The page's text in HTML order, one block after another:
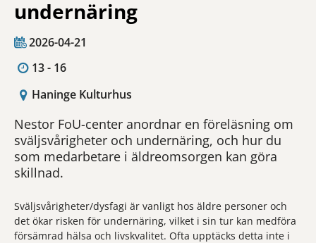
undernäring
2026-04-21
13 - 16
Haninge Kulturhus
Nestor FoU-center anordnar en föreläsning om
sväljsvårigheter och undernäring, och hur du
som medarbetare i äldreomsorgen kan göra
skillnad.
Sväljsvårigheter/dysfagi är vanligt hos äldre personer och
det ökar risken för undernäring, vilket i sin tur kan medföra
försämrad hälsa och livskvalitet. Ofta upptäcks detta inte i